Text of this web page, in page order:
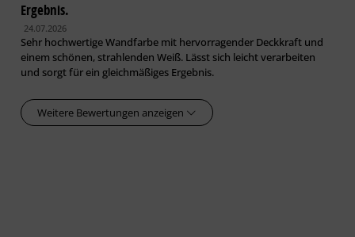
Beton:
Evtl. vorhandene Trennmittelrückstände sowie mehlende,
sandende Substanzen entfernen.
Porenbeton:
Kalksandstein- und Ziegel­sichtmauerwerk:
Ergebnis.
24.07.2026
Sehr hochwertige Wandfarbe mit hervorragender Deckkraft und
einem schönen, strahlenden Weiß. Lässt sich leicht verarbeiten
und sorgt für ein gleichmäßiges Ergebnis.
Weitere Bewertungen anzeigen